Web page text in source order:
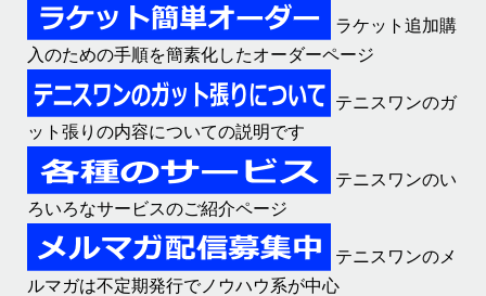
ラケット追加購
入のための手順を簡素化したオーダーページ
テニスワンのガ
ット張りの内容についての説明です
テニスワンのい
ろいろなサービスのご紹介ページ
テニスワンのメ
ルマガは不定期発行でノウハウ系が中心